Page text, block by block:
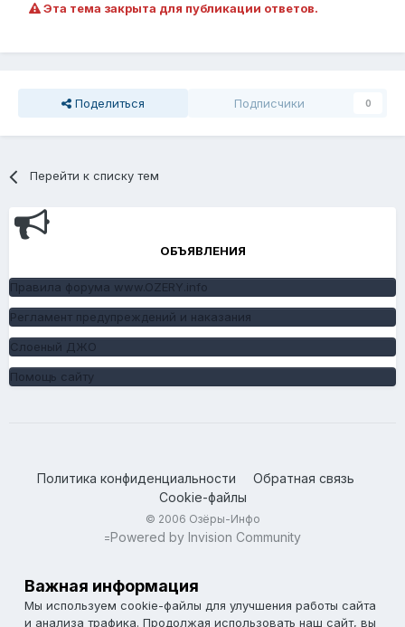
Эта тема закрыта для публикации ответов.
Поделиться Подписчики 0
Перейти к списку тем
ОБЪЯВЛЕНИЯ
Правила форума www.OZERY.info
Регламент предупреждений и наказания
Слоеный ДЖО
Помощь сайту
Политика конфиденциальности
Обратная связь
Cookie-файлы
© 2006 Озёры-Инфо
=Powered by Invision Community
Важная информация
Мы используем cookie-файлы для улучшения работы сайта
и анализа трафика. Продолжая использовать наш сайт, вы